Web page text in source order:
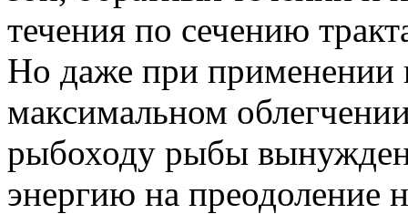
течения по сечению
Но даже при применении
максимальном
рыбоходу рыбы
энергию на преодоление